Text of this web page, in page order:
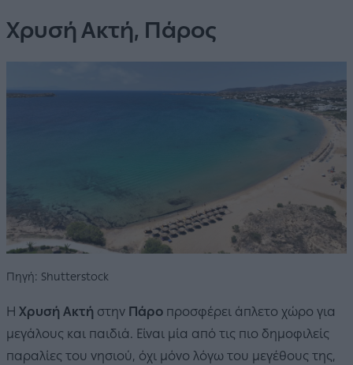
Χρυσή Ακτή, Πάρος
Πηγή: Shutterstock
Η Χρυσή Ακτή στην Πάρο προσφέρει άπλετο χώρο για
μεγάλους και παιδιά. Είναι μία από τις πιο δημοφιλείς
παραλίες του νησιού, όχι μόνο λόγω του μεγέθους της,